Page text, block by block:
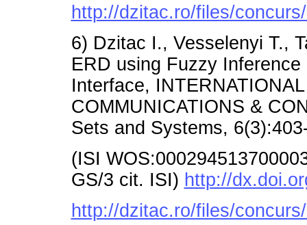
http://dzitac.ro/files/
6) Dzitac I., Vesselenyi T.,
ERD using Fuzzy
Interface,
COMMUNICATIONS &
Sets and Systems,
(ISI
GS/3 cit. ISI) http://
http://dzitac.ro/files/